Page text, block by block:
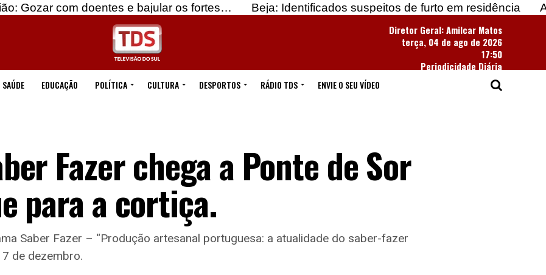
doentes e bajular os fortes… Beja: Identificados suspeitos de furto em residência
Apreendidas
Diretor Geral: Amilcar Matos
terça, 04 de ago de 2026
17:50
Periodicidade Diária
SAÚDE EDUCAÇÃO POLÍTICA CULTURA DESPORTOS RÁDIO TDS ENVIE O SEU VÍDEO
Fazer chega a Ponte de Sor
para a cortiça.
Saber Fazer – “Produção artesanal portuguesa: a atualidade do saber-fazer
de dezembro.